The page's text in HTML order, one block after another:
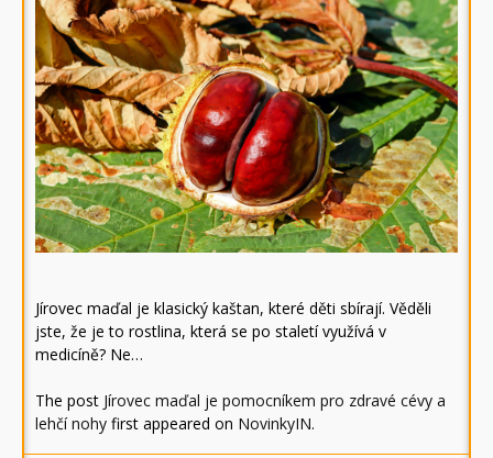
Jírovec maďal je klasický kaštan, které děti sbírají. Věděli
jste, že je to rostlina, která se po staletí využívá v
medicíně? Ne…
The post Jírovec maďal je pomocníkem pro zdravé cévy a
lehčí nohy first appeared on NovinkyIN.